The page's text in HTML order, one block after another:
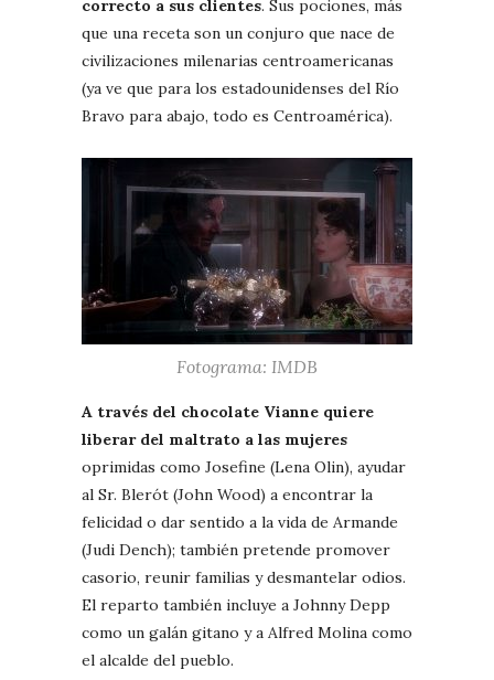
correcto a sus clientes. Sus pociones, más
que una receta son un conjuro que nace de
civilizaciones milenarias centroamericanas
(ya ve que para los estadounidenses del Río
Bravo para abajo, todo es Centroamérica).
Fotograma: IMDB
A través del chocolate Vianne quiere
liberar del maltrato a las mujeres
oprimidas como Josefine (Lena Olin), ayudar
al Sr. Blerót (John Wood) a encontrar la
felicidad o dar sentido a la vida de Armande
(Judi Dench); también pretende promover
casorio, reunir familias y desmantelar odios.
El reparto también incluye a Johnny Depp
como un galán gitano y a Alfred Molina como
el alcalde del pueblo.